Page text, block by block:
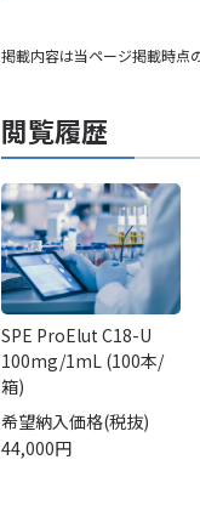
掲載内容は当ページ掲載時点
閲覧履歴
SPE ProElut C18-U
100mg/1mL (100本/
箱)
希望納入価格(税抜)
44,000円